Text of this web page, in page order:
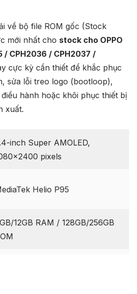
về bộ file ROM gốc (Stock
mới nhất cho stock cho OPPO
/ CPH2036 / CPH2037 /
cực kỳ cần thiết để khắc phục
sửa lỗi treo logo (bootloop),
hành hoặc khôi phục thiết bị
xuất.
inch Super AMOLED,
pixels
Helio P95
12GB RAM / 128GB/256GB